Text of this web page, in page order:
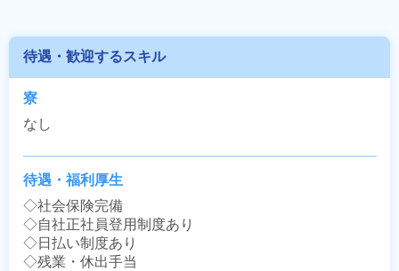
待遇・歓迎するスキル
寮
なし
待遇・福利厚生
◇社会保険完備
◇自社正社員登用制度あり
◇日払い制度あり
◇残業・休出手当